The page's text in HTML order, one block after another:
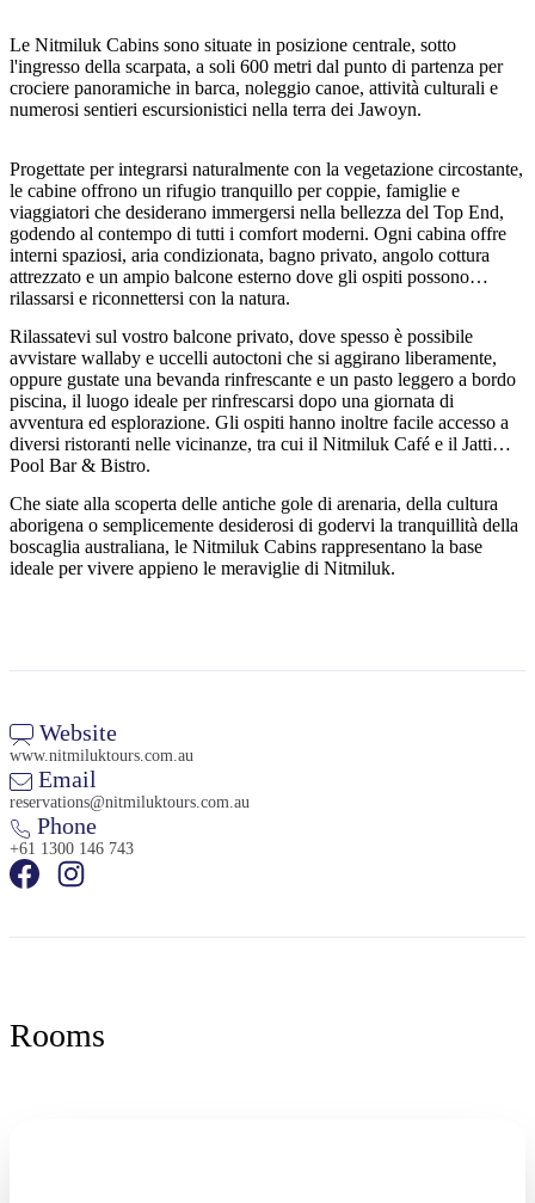
Cerca:
Sign
up
Le Nitmiluk Cabins sono situate in posizione centrale, sotto
l'ingresso della scarpata, a soli 600 metri dal punto di partenza per
crociere panoramiche in barca, noleggio canoe, attività culturali e
numerosi sentieri escursionistici nella terra dei Jawoyn.
Progettate per integrarsi naturalmente con la vegetazione circostante,
le cabine offrono un rifugio tranquillo per coppie, famiglie e
viaggiatori che desiderano immergersi nella bellezza del Top End,
godendo al contempo di tutti i comfort moderni. Ogni cabina offre
interni spaziosi, aria condizionata, bagno privato, angolo cottura
attrezzato e un ampio balcone esterno dove gli ospiti possono
rilassarsi e riconnettersi con la natura.
Rilassatevi sul vostro balcone privato, dove spesso è possibile
avvistare wallaby e uccelli autoctoni che si aggirano liberamente,
oppure gustate una bevanda rinfrescante e un pasto leggero a bordo
piscina, il luogo ideale per rinfrescarsi dopo una giornata di
avventura ed esplorazione. Gli ospiti hanno inoltre facile accesso a
diversi ristoranti nelle vicinanze, tra cui il Nitmiluk Café e il Jatti
Pool Bar & Bistro.
Che siate alla scoperta delle antiche gole di arenaria, della cultura
aborigena o semplicemente desiderosi di godervi la tranquillità della
boscaglia australiana, le Nitmiluk Cabins rappresentano la base
ideale per vivere appieno le meraviglie di Nitmiluk.
Website
www.nitmiluktours.com.au
Email
reservations@nitmiluktours.com.au
Phone
+61 1300 146 743
Rooms